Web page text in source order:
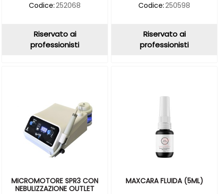
Codice:252068
Riservato ai
professionisti
Codice:250598
Riservato ai
professionisti
MICROMOTORE SPR3 CON
NEBULIZZAZIONE OUTLET
MAXCARA FLUIDA (5ML)